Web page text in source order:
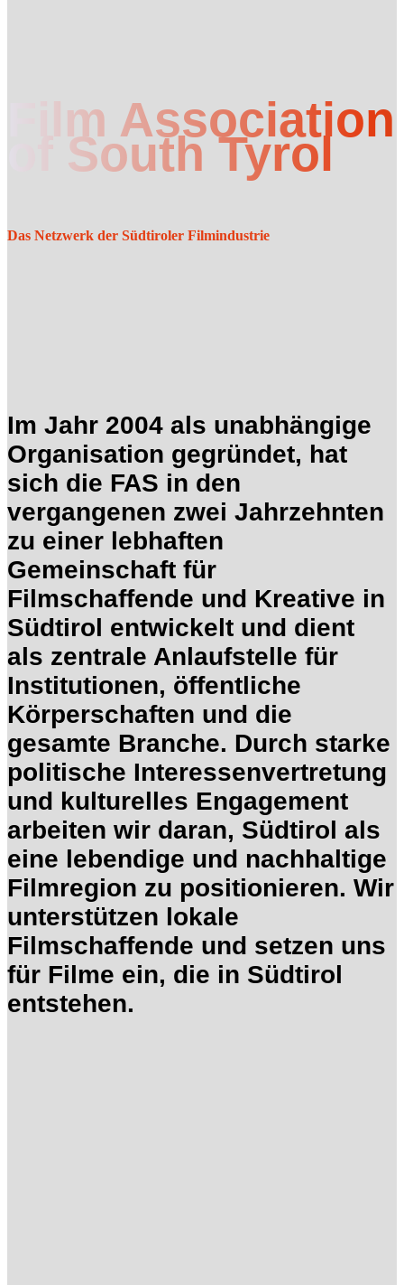
Film Association
of South Tyrol
Das Netzwerk der Südtiroler Filmindustrie
Im Jahr 2004 als unabhängige
Organisation gegründet, hat
sich die FAS in den
vergangenen zwei Jahrzehnten
zu einer lebhaften
Gemeinschaft für
Filmschaffende und Kreative in
Südtirol entwickelt und dient
als zentrale Anlaufstelle für
Institutionen, öffentliche
Körperschaften und die
gesamte Branche. Durch starke
politische Interessenvertretung
und kulturelles Engagement
arbeiten wir daran, Südtirol als
eine lebendige und nachhaltige
Filmregion zu positionieren. Wir
unterstützen lokale
Filmschaffende und setzen uns
für Filme ein, die in Südtirol
entstehen.